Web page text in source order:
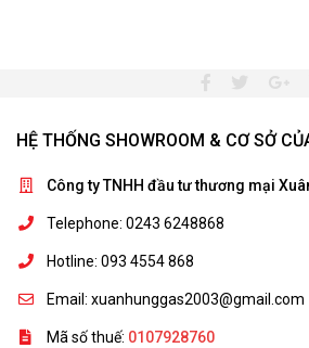
HỆ THỐNG SHOWROOM & CƠ SỞ
Công ty TNHH đầu tư thương mại
Telephone: 0243 6248868
Hotline: 093 4554 868
Email: xuanhunggas2003@gmail.com
Mã số thuế: 0107928760